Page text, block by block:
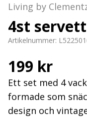
Living by
4st
Artikelnummer:
199 kr
Ett set med 4
formade som
design och